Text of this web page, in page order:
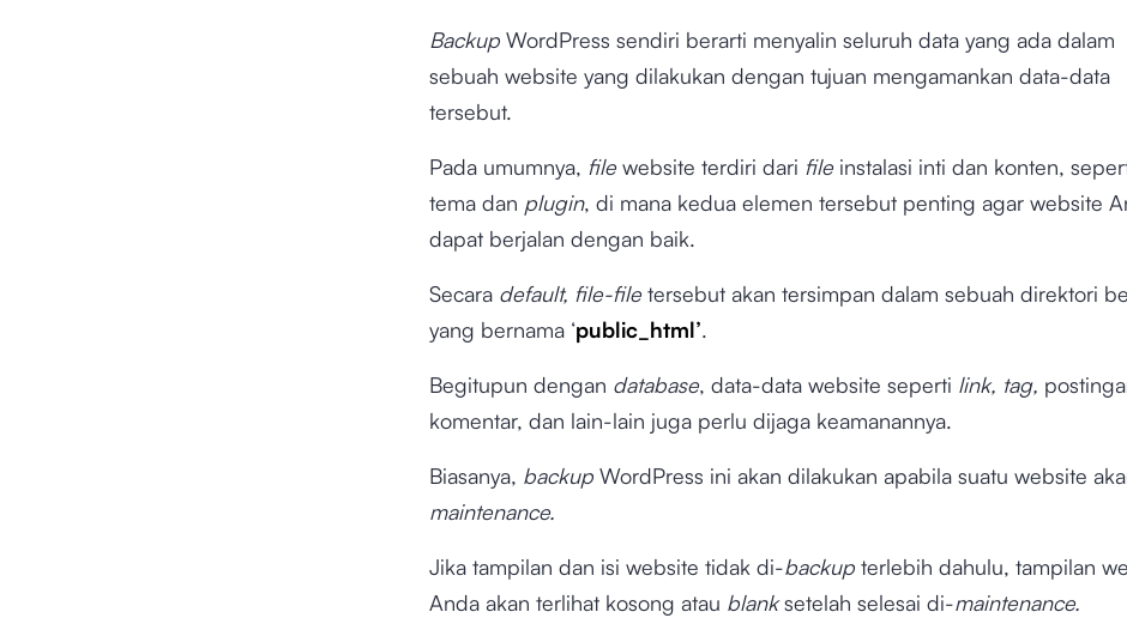
Backup WordPress sendiri berarti menyalin seluruh data yang ada dalam
sebuah website yang dilakukan dengan tujuan mengamankan data-data
tersebut.
Pada umumnya, file website terdiri dari fileinstalasi inti dan konten,
tema dan plugin, di mana kedua elemen tersebut penting agar website
dapat berjalan dengan baik.
Secaradefault, file-filetersebut akan tersimpan dalam sebuah direktori
yang bernama ‘public_html’.
Begitupun dengan database, data-data website seperti link, tag,
komentar, dan lain-lain juga perlu dijaga keamanannya.
Biasanya, backupWordPress ini akan dilakukan apabila suatu website
maintenance.
Jika tampilan dan isi website tidak di-backupterlebih dahulu, tampilan
Anda akan terlihat kosong atau blanksetelah selesai di-maintenance.